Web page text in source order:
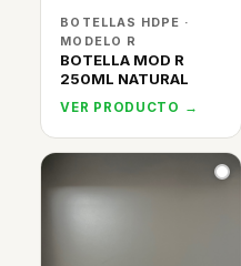
BOTELLAS HDPE ·
MODELO R
BOTELLA MOD R
250ML NATURAL
VER PRODUCTO →